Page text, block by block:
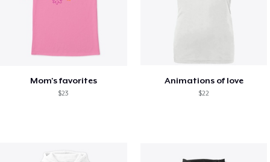
Mom's favorites
$23
Animations of love
$22